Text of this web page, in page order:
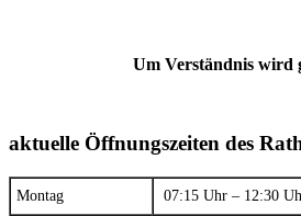
Um Verständnis wird
aktuelle Öffnungszeiten des
Montag 07:15 Uhr – 12:30